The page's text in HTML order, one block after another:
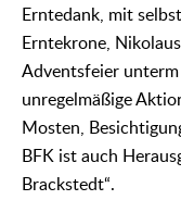
Erntedank, mit
Erntekrone,
Adventsfeier
unregelmäßige
Mosten,
BFK ist auch
Brackstedt“.